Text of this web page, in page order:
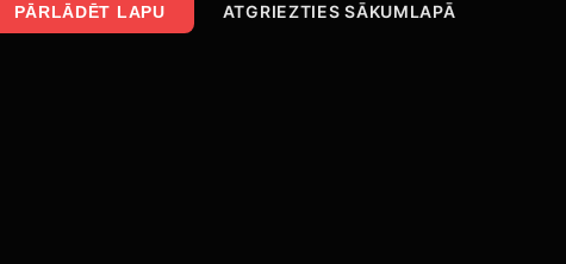
PĀRLĀDĒT LAPU ATGRIEZTIES SĀKUMLAPĀ